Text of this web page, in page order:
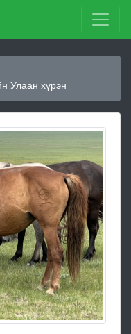
Улаан хүрэн